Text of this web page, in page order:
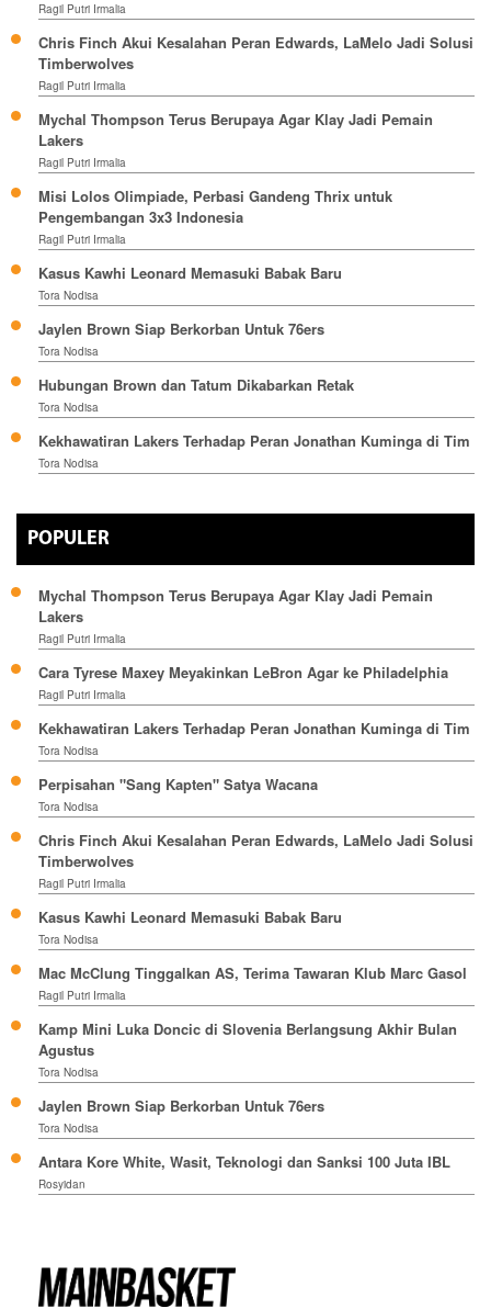
Ragil Putri Irmalia
Chris Finch Akui Kesalahan Peran Edwards, LaMelo Jadi Solusi
Timberwolves
Ragil Putri Irmalia
Mychal Thompson Terus Berupaya Agar Klay Jadi Pemain
Lakers
Ragil Putri Irmalia
Misi Lolos Olimpiade, Perbasi Gandeng Thrix untuk
Pengembangan 3x3 Indonesia
Ragil Putri Irmalia
Kasus Kawhi Leonard Memasuki Babak Baru
Tora Nodisa
Jaylen Brown Siap Berkorban Untuk 76ers
Tora Nodisa
Hubungan Brown dan Tatum Dikabarkan Retak
Tora Nodisa
Kekhawatiran Lakers Terhadap Peran Jonathan Kuminga di Tim
Tora Nodisa
POPULER
Mychal Thompson Terus Berupaya Agar Klay Jadi Pemain
Lakers
Ragil Putri Irmalia
Cara Tyrese Maxey Meyakinkan LeBron Agar ke Philadelphia
Ragil Putri Irmalia
Kekhawatiran Lakers Terhadap Peran Jonathan Kuminga di Tim
Tora Nodisa
Perpisahan "Sang Kapten" Satya Wacana
Tora Nodisa
Chris Finch Akui Kesalahan Peran Edwards, LaMelo Jadi Solusi
Timberwolves
Ragil Putri Irmalia
Kasus Kawhi Leonard Memasuki Babak Baru
Tora Nodisa
Mac McClung Tinggalkan AS, Terima Tawaran Klub Marc Gasol
Ragil Putri Irmalia
Kamp Mini Luka Doncic di Slovenia Berlangsung Akhir Bulan
Agustus
Tora Nodisa
Jaylen Brown Siap Berkorban Untuk 76ers
Tora Nodisa
Antara Kore White, Wasit, Teknologi dan Sanksi 100 Juta IBL
Rosyidan